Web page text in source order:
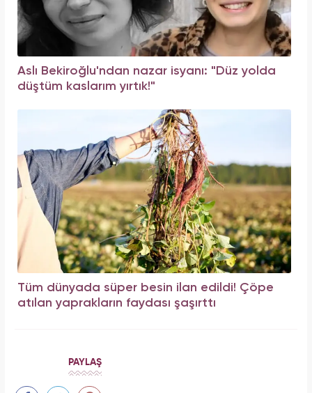
Aslı Bekiroğlu'ndan nazar isyanı: "Düz yolda
düştüm kaslarım yırtık!"
Tüm dünyada süper besin ilan edildi! Çöpe
atılan yaprakların faydası şaşırttı
PAYLAŞ